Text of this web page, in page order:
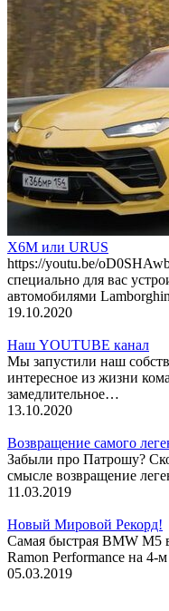
X6M или URUS
https://youtu.be/
специально для вас
автомобилями
19.10.2020
Наш YOUTUBE канал
Мы запустили наш
интересное из жизни
замедлительное…
13.10.2020
Возвращение самого
Забыли про Патрошу?
смысле возвращение
11.03.2019
Новый Мировой Рекорд!
Cамая быстрая BMW M5
Ramon Performance на
05.03.2019